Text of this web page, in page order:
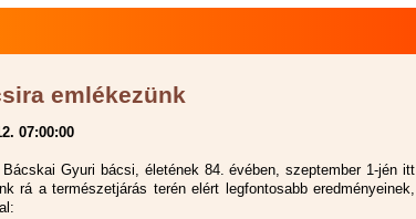
emlékezünk
07:00:00
Gyuri bácsi, életének 84. évében, szeptember 1-jén itt
rá a természetjárás terén elért legfontosabb eredményeinek,